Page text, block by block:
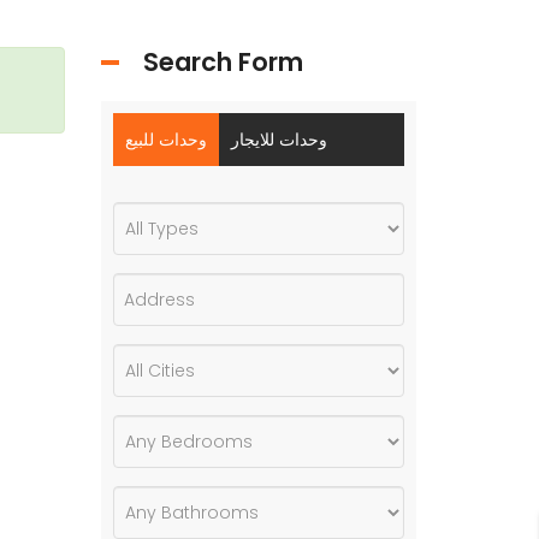
Search Form
وحدات للبيع وحدات للايجار